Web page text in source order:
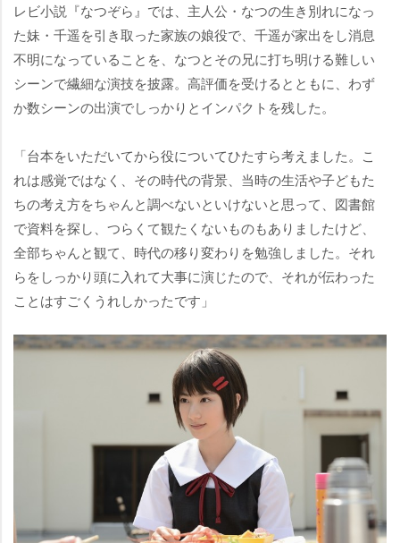
レビ小説『なつぞら』では、主人公・なつの生き別れになっ
た妹・千遥を引き取った家族の娘役で、千遥が家出をし消息
不明になっていることを、なつとその兄に打ち明ける難しい
シーンで繊細な演技を披露。高評価を受けるとともに、わず
か数シーンの出演でしっかりとインパクトを残した。
「台本をいただいてから役についてひたすら考えました。こ
れは感覚ではなく、その時代の背景、当時の生活や子どもた
ちの考え方をちゃんと調べないといけないと思って、図書館
で資料を探し、つらくて観たくないものもありましたけど、
全部ちゃんと観て、時代の移り変わりを勉強しました。それ
らをしっかり頭に入れて大事に演じたので、それが伝わった
ことはすごくうれしかったです」